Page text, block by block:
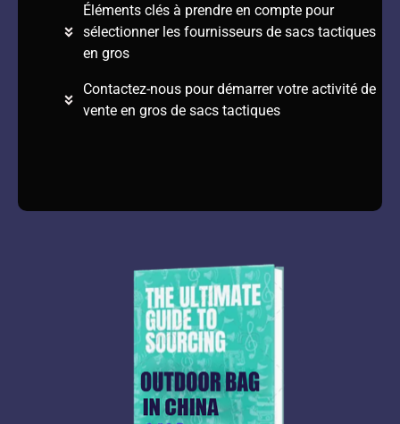
Éléments clés à prendre en compte pour
sélectionner les fournisseurs de sacs tactiques
en gros
Contactez-nous pour démarrer votre activité de
vente en gros de sacs tactiques